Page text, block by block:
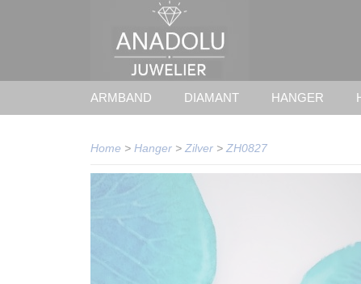
ARMBAND DIAMANT HANGER
Home > Hanger > Zilver > ZH0827